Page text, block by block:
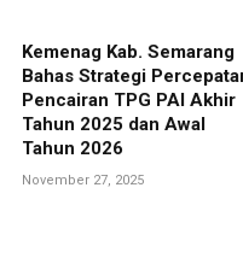
Kemenag Kab. Semarang
Bahas Strategi
Pencairan TPG PAI Akhir
Tahun 2025 dan Awal
Tahun 2026
November 27, 2025